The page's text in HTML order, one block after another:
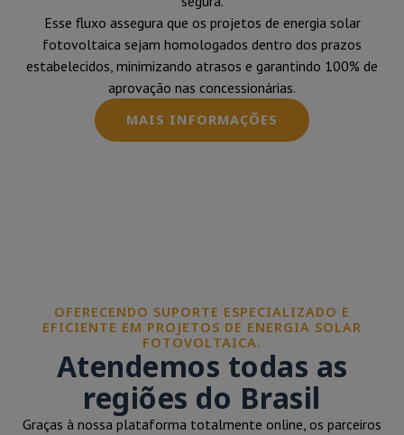
Esse fluxo assegura que os projetos de energia solar
fotovoltaica sejam homologados dentro dos prazos
estabelecidos, minimizando atrasos e garantindo 100% de
aprovação nas concessionárias.
MAIS INFORMAÇÕES
OFERECENDO SUPORTE ESPECIALIZADO E
EFICIENTE EM PROJETOS DE ENERGIA SOLAR
FOTOVOLTAICA.
Atendemos todas as
regiões do Brasil
Graças à nossa plataforma totalmente online, os parceiros